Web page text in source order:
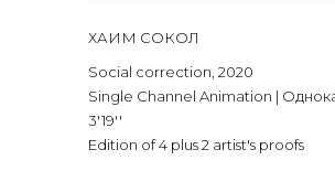
ХАИМ СОКОЛ
Social correction 2020
Single Channel Animation |
3'19''
Edition of 4 plus 2 artist's proofs